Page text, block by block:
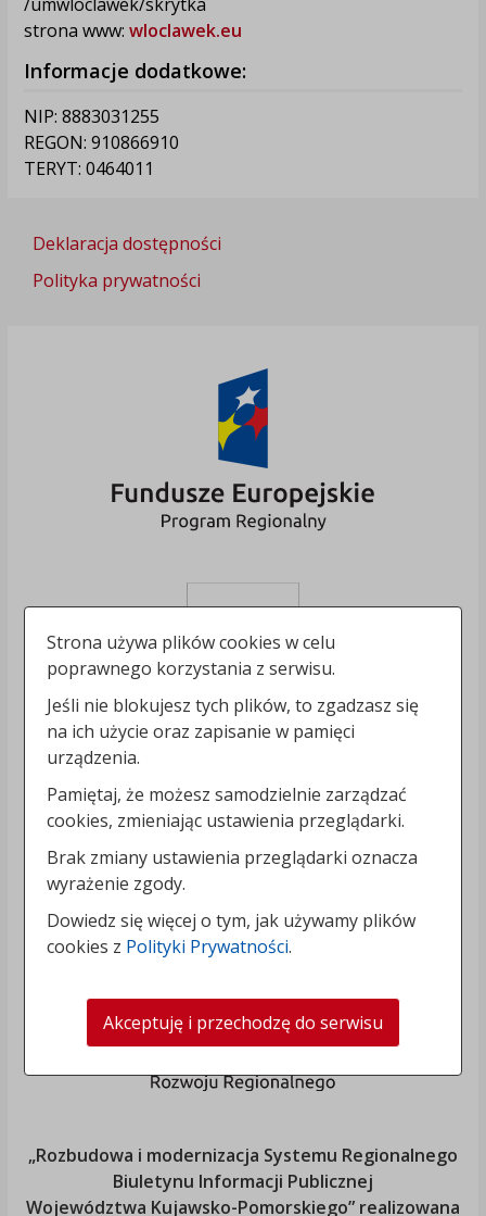
strona www: wloclawek.eu
Informacje dodatkowe:
NIP: 8883031255
REGON: 910866910
TERYT: 0464011
Deklaracja dostępności
Polityka prywatności
„Rozbudowa i modernizacja Systemu Regionalnego
Biuletynu Informacji Publicznej
Województwa Kujawsko-Pomorskiego” realizowana
Strona używa plików cookies w celu
poprawnego korzystania z serwisu.
Jeśli nie blokujesz tych plików, to zgadzasz się
na ich użycie oraz zapisanie w pamięci
urządzenia.
Pamiętaj, że możesz samodzielnie zarządzać
cookies, zmieniając ustawienia przeglądarki.
Brak zmiany ustawienia przeglądarki oznacza
wyrażenie zgody.
Dowiedz się więcej o tym, jak używamy plików
cookies z Polityki Prywatności.
Akceptuję i przechodzę do serwisu